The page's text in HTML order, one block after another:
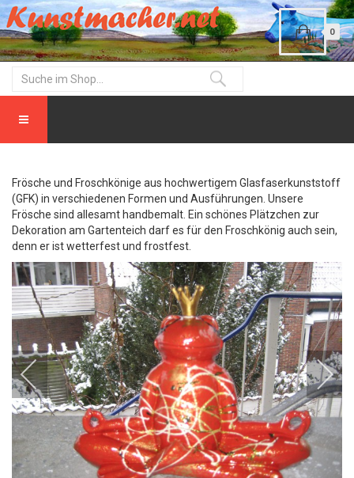
0
Frösche und Froschkönige aus hochwertigem Glasfaserkunststoff
(GFK) in verschiedenen Formen und Ausführungen. Unsere
Frösche sind allesamt handbemalt. Ein schönes Plätzchen zur
Dekoration am Gartenteich darf es für den Froschkönig auch sein,
denn er ist wetterfest und frostfest.